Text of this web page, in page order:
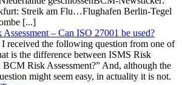
Streik am Flu…Flughafen Berlin-Tegel
[...]
– Can ISO 27001 be used?
received the following question from one of
is the difference between ISMS Risk
BCM Risk Assessment?” And, although the
might seem easy, in actuality it is not.